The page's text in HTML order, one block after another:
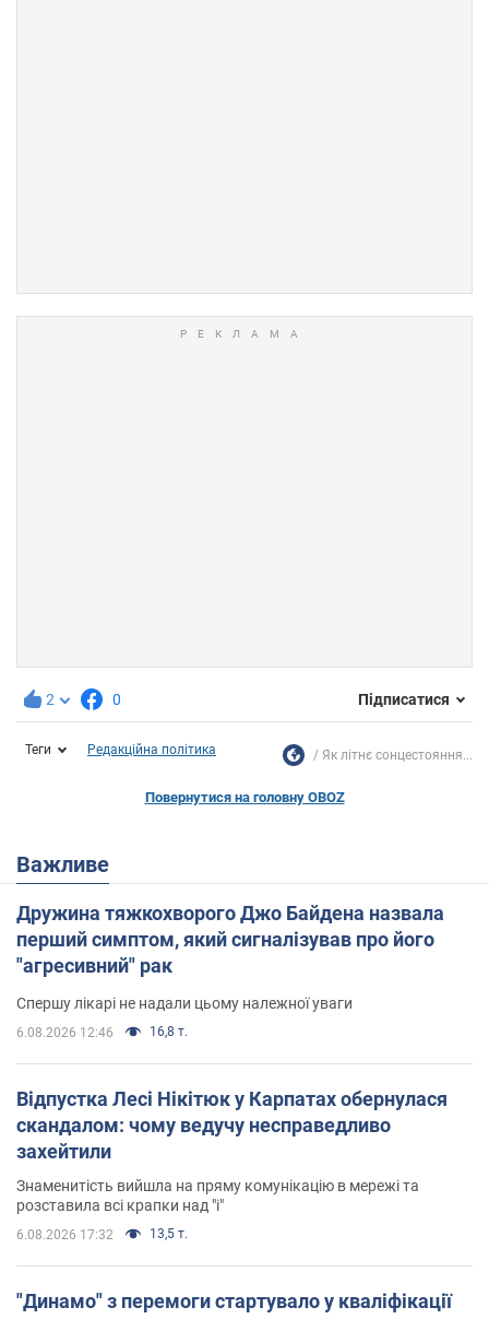
2 0 Підписатися
Теги Редакційна політика Як літнє сонцестояння...
Повернутися на головну OBOZ
Важливе
Дружина тяжкохворого Джо Байдена назвала
перший симптом, який сигналізував про його
"агресивний" рак
Спершу лікарі не надали цьому належної уваги
6.08.2026 12:46 16,8 т.
Відпустка Лесі Нікітюк у Карпатах обернулася
скандалом: чому ведучу несправедливо
захейтили
Знаменитість вийшла на пряму комунікацію в мережі та
розставила всі крапки над "і"
6.08.2026 17:32 13,5 т.
"Динамо" з перемоги стартувало у кваліфікації